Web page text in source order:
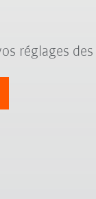
réglages